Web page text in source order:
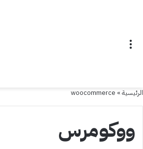
الرئيسية»
woocommerce
ووكومرس